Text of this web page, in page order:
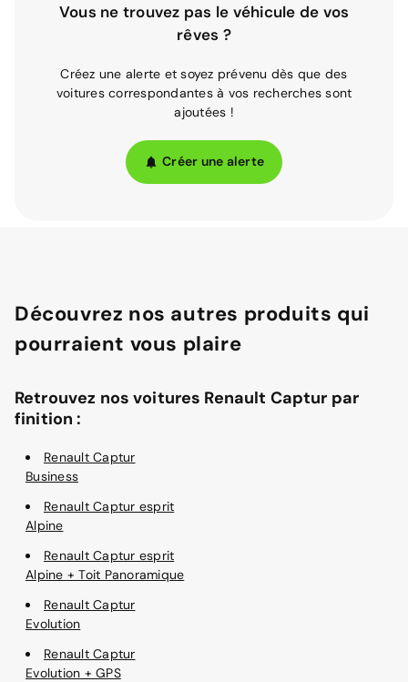
Vous ne trouvez pas le véhicule de vos
rêves ?
Créez une alerte et soyez prévenu dès que des
voitures correspondantes à vos recherches sont
ajoutées !
Créer une alerte
Découvrez nos autres produits qui
pourraient vous plaire
Retrouvez nos voitures Renault Captur par
finition :
Renault Captur
Business
Renault Captur esprit
Alpine
Renault Captur esprit
Alpine + Toit Panoramique
Renault Captur
Evolution
Renault Captur
Evolution + GPS